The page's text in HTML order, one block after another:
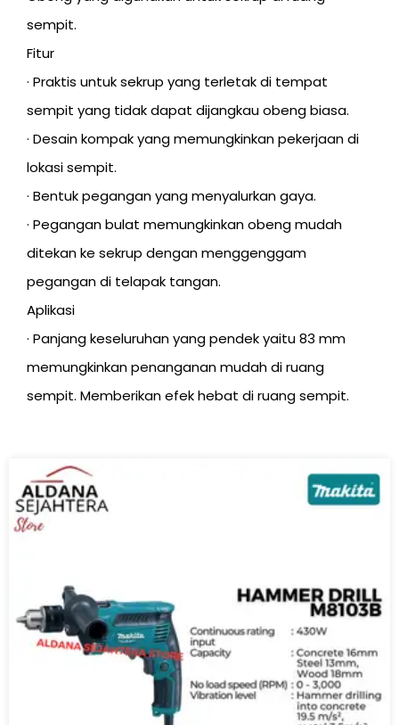
sempit.
Fitur
· Praktis untuk sekrup yang terletak di tempat
sempit yang tidak dapat dijangkau obeng biasa.
· Desain kompak yang memungkinkan pekerjaan di
lokasi sempit.
· Bentuk pegangan yang menyalurkan gaya.
· Pegangan bulat memungkinkan obeng mudah
ditekan ke sekrup dengan menggenggam
pegangan di telapak tangan.
Aplikasi
· Panjang keseluruhan yang pendek yaitu 83 mm
memungkinkan penanganan mudah di ruang
sempit. Memberikan efek hebat di ruang sempit.